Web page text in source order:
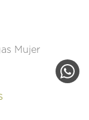
Mujer